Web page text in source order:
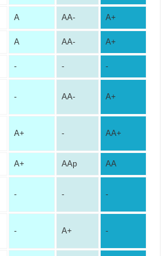
A AA- A+
A AA- A+
- - -
- AA- A+
A+ - AA+
A+ AAp AA
- - -
- A+ -